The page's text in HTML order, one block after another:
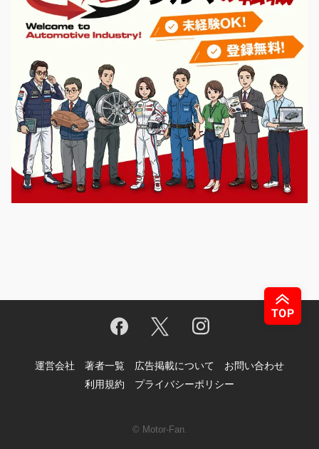
運営会社 著者一覧 広告掲載について
お問い合わせ
利用規約
プライバシーポリシー
© Motor-Fan.